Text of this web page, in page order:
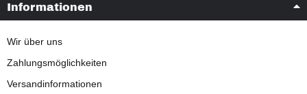
Informationen
Wir über uns
Zahlungsmöglichkeiten
Versandinformationen